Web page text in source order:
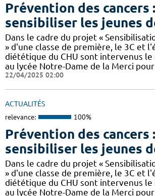
Prévention des cancers :
sensibiliser les jeunes
Dans le cadre du projet «
» d'une classe de première, le 3C et
diététique du CHU sont intervenus le
au lycée Notre-Dame de la Merci
22/04/2025 02:00
ACTUALITÉS
relevance: 100%
Prévention des cancers :
sensibiliser les jeunes
Dans le cadre du projet «
» d'une classe de première, le 3C et
diététique du CHU sont intervenus le
au lycée Notre-Dame de la Merci